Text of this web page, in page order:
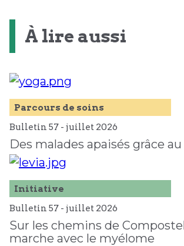
À lire aussi
Parcours de soins
Bulletin 57 - juillet 2026
Des malades apaisés grâce au
Initiative
Bulletin 57 - juillet 2026
Sur les chemins de
marche avec le myélome